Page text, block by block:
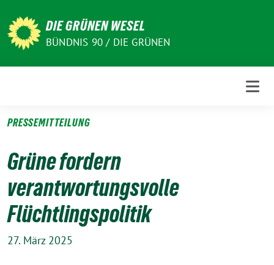
zum
Inhalt
DIE GRÜNEN WESEL
BÜNDNIS 90 / DIE GRÜNEN
PRESSEMITTEILUNG
Grüne fordern
verantwortungsvolle
Flüchtlingspolitik
27. März 2025